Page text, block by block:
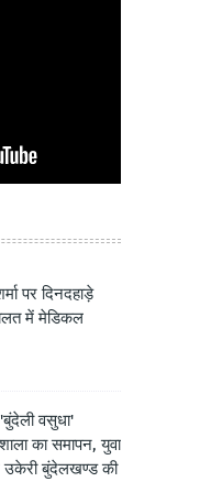
पर दिनदहाड़े
में मेडिकल
वसुधा'
का समापन, युवा
उकेरी बुंदेलखण्ड की